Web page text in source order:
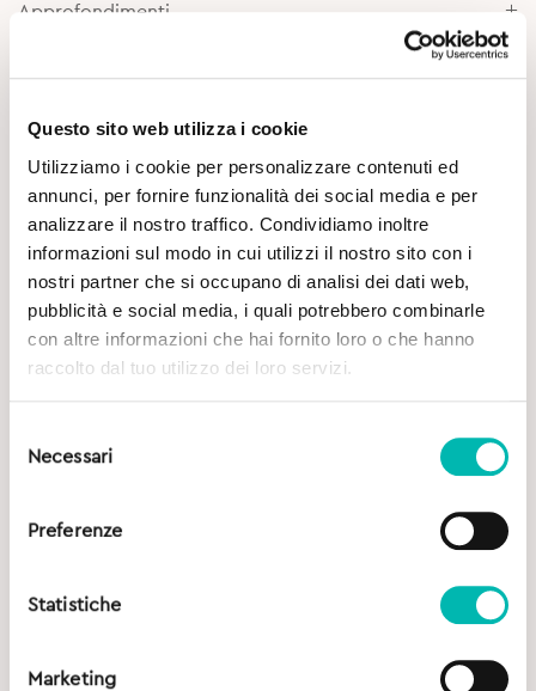
Questo sito web utilizza i cookie
Utilizziamo i cookie per personalizzare contenuti ed
annunci, per fornire funzionalità dei social media e per
analizzare il nostro traffico. Condividiamo inoltre
informazioni sul modo in cui utilizzi il nostro sito con i
nostri partner che si occupano di analisi dei dati web,
pubblicità e social media, i quali potrebbero combinarle
con altre informazioni che hai fornito loro o che hanno
raccolto dal tuo utilizzo dei loro servizi.
delNecessari
Preferenze
Statistiche
Marketing
Approfondimenti
Potrebbe Interessarti